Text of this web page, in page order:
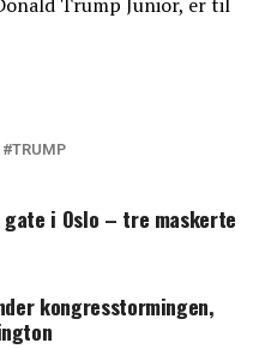
Trump Junior, er til
TRUMP
i Oslo – tre maskerte
kongresstormingen,